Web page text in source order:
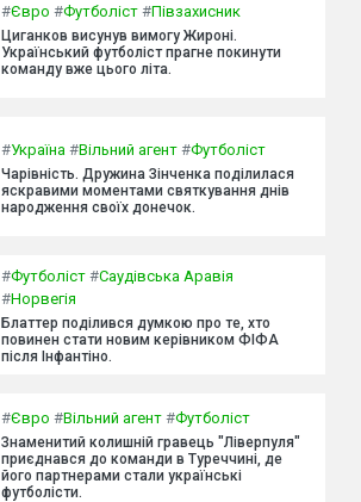
#Євро #Футболіст #Півзахисник
Циганков висунув вимогу Жироні.
Український футболіст прагне покинути
команду вже цього літа.
#Україна #Вільний агент #Футболіст
Чарівність. Дружина Зінченка поділилася
яскравими моментами святкування днів
народження своїх донечок.
#Футболіст #Саудівська Аравія
#Норвегія
Блаттер поділився думкою про те, хто
повинен стати новим керівником ФІФА
після Інфантіно.
#Євро #Вільний агент #Футболіст
Знаменитий колишній гравець "Ліверпуля"
приєднався до команди в Туреччині, де
його партнерами стали українські
футболісти.